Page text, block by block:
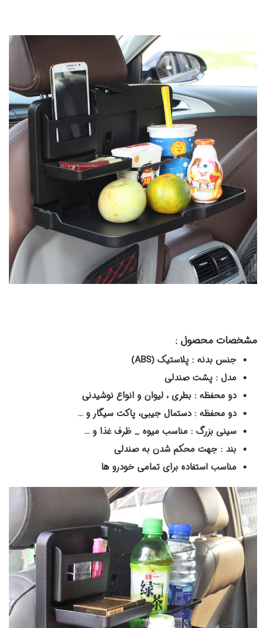
مشخصات محصول :
جنس بدنه : پلاستیک (ABS)
مدل : پشت صندلی
دو محفظه : بطری ، لیوان و انواع نوشیدنی
دو محفظه : دستمال جیبی، پاکت سیگار و …
سینی بزرگ : مناسب میوه _ ظرف غذا و …
بند : جهت محکم شدن به صندلی
مناسب استفاده برای تمامی خودرو ها